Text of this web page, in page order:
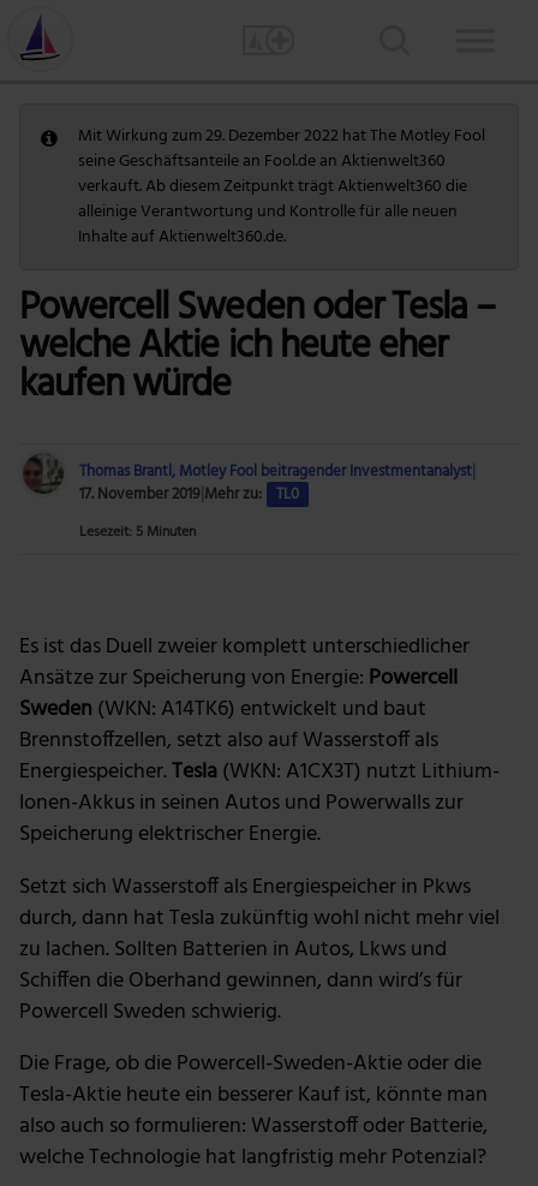
Mit Wirkung zum 29. Dezember 2022 hat The Motley Fool
seine Geschäftsanteile an Fool.de an Aktienwelt360
verkauft. Ab diesem Zeitpunkt trägt Aktienwelt360 die
alleinige Verantwortung und Kontrolle für alle neuen
Inhalte auf Aktienwelt360.de.
Powercell Sweden oder Tesla –
welche Aktie ich heute eher
kaufen würde
Thomas Brantl, Motley Fool beitragender Investmentanalyst
17. November 2019 Mehr zu: TL0
Lesezeit: 5 Minuten
Es ist das Duell zweier komplett unterschiedlicher
Ansätze zur Speicherung von Energie: Powercell
Sweden (WKN: A14TK6) entwickelt und baut
Brennstoffzellen, setzt also auf Wasserstoff als
Energiespeicher.Tesla(WKN: A1CX3T) nutzt Lithium-
Ionen-Akkus in seinen Autos und Powerwalls zur
Speicherung elektrischer Energie.
Setzt sich Wasserstoff als Energiespeicher in Pkws
durch, dann hat Tesla zukünftig wohl nicht mehr viel
zu lachen. Sollten Batterien in Autos, Lkws und
Schiffen die Oberhand gewinnen, dann wird’s für
Powercell Sweden schwierig.
Die Frage, ob die Powercell-Sweden-Aktie oder die
Tesla-Aktie heute ein besserer Kauf ist, könnte man
also auch so formulieren: Wasserstoff oder Batterie,
welche Technologie hat langfristig mehr Potenzial?